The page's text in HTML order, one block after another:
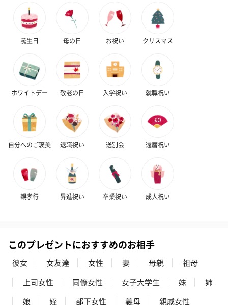
花束ハンドタオル（ピ
ンク）（1,760円）
花束ハンドタオル（ブ
ルー）（1,760円）
キャンドル・お香
ンセンススティック
（END）（880円）
ンセンススティック
（St.OSMANTHUS）
（880円）
（GRAPE
（880円）
誕生日 母の日 お祝い クリスマス
ホワイトデー 敬老の日 入学祝い 就職祝い
自分へのご褒美 退職祝い 送別会 還暦祝い
親孝行 昇進祝い 卒業祝い 成人祝い
このプレゼントにおすすめのお相手
彼女 女友達 女性 妻 母親
祖母
上司女性
同僚女性 女子大学生 妹
姉
娘
姪 部下女性 義母 親戚女性